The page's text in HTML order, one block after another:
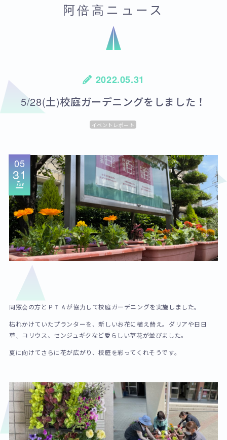
阿倍高ニュース
2022.05.31
5/28(土)校庭ガーデニングをしました！
イベントレポート
05
31
Tue
同窓会の方とＰＴＡが協力して校庭ガーデニングを実施しました。
枯れかけていたプランターを、新しいお花に植え替え。ダリアや日日
草、コリウス、センジュギクなど愛らしい草花が並びました。
夏に向けてさらに花が広がり、校庭を彩ってくれそうです。